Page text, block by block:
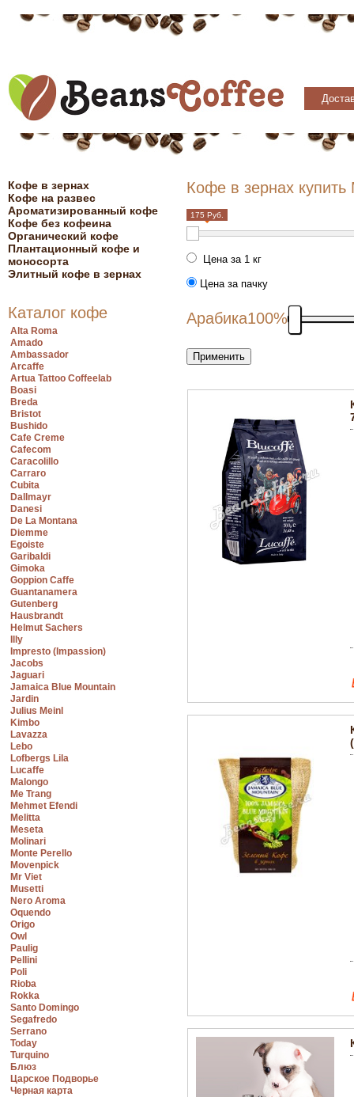
Кофе в зернах
Кофе на развес
Ароматизированный кофе
Кофе без кофеина
Органический кофе
Плантационный кофе и
моносорта
Элитный кофе в зернах
Каталог кофе
Alta Roma
Amado
Ambassador
Arcaffe
Artua Tattoo Coffeelab
Boasi
Breda
Bristot
Bushido
Cafe Creme
Cafecom
Caracolillo
Carraro
Cubita
Dallmayr
Danesi
De La Montana
Diemme
Egoiste
Garibaldi
Gimoka
Goppion Caffe
Guantanamera
Gutenberg
Hausbrandt
Helmut Sachers
Illy
Impresto (Impassion)
Jacobs
Jaguari
Jamaica Blue Mountain
Jardin
Julius Meinl
Kimbo
Lavazza
Lebo
Lofbergs Lila
Lucaffe
Malongo
Me Trang
Mehmet Efendi
Melitta
Meseta
Molinari
Monte Perello
Movenpick
Mr Viet
Musetti
Nero Aroma
Oquendo
Origo
Owl
Paulig
Pellini
Poli
Rioba
Rokka
Santo Domingo
Segafredo
Serrano
Today
Turquino
Блюз
Царское Подворье
Черная карта
Кофе в зернах купить
175 Руб.
Цена за 1 кг
Цена за пачку
Арабика100%